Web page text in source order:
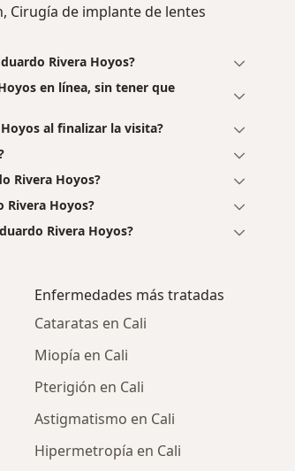
Cirugía de implante de lentes
Rivera Hoyos?
en línea, sin tener que
al finalizar la visita?
Rivera Hoyos?
Rivera Hoyos?
Rivera Hoyos?
Enfermedades más tratadas
Cataratas en Cali
Miopía en Cali
Pterigión en Cali
Astigmatismo en Cali
Hipermetropía en Cali